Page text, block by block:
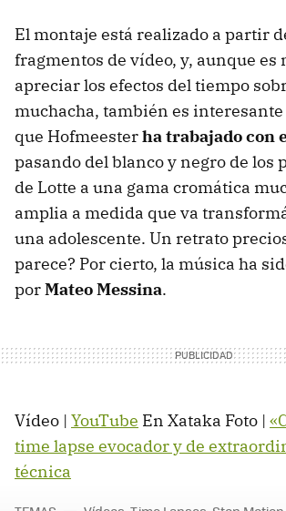
El montaje está realizado a partir
fragmentos de vídeo, y, aunque es
apreciar los efectos del tiempo
muchacha, también es
que Hofmeesterha trabajado con
pasando del blanco y negro de los
de Lotte a una gama cromática
amplia a medida que va
una adolescente. Un retrato
parece? Por cierto, la música ha
porMateo Messina.
Vídeo | YouTube En Xataka Foto |
time lapse evocador y de
técnica